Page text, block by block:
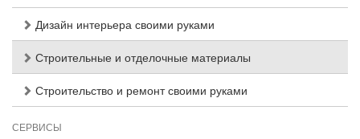
Дизайн интерьера своими руками
Строительные и отделочные материалы
Строительство и ремонт своими руками
СЕРВИСЫ